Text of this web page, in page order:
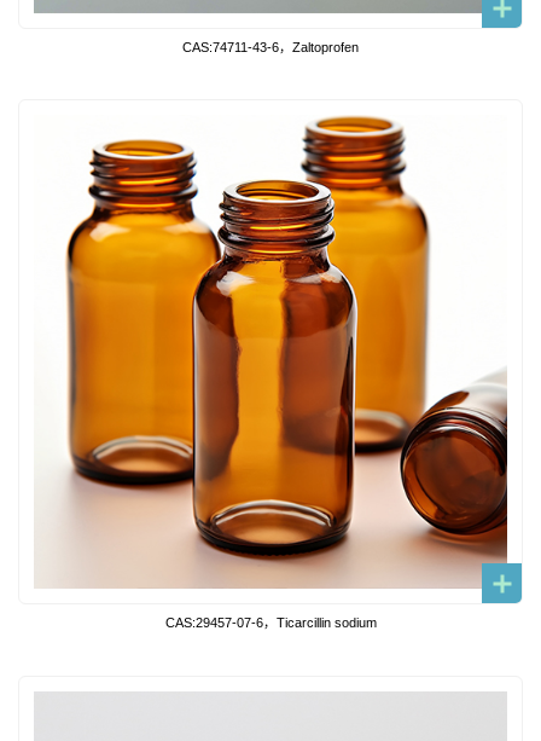
CAS:74711-43-6，Zaltoprofen
CAS:29457-07-6，Ticarcillin sodium